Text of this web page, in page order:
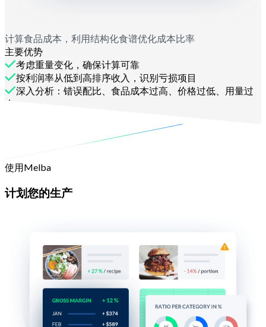
计算食品成本，利用结构化食谱优化成本比率
主要优势
考虑重量变化，确保计算可靠
按利润率从低到高排序收入，识别亏损项目
深入分析：错误配比、食品成本过高、价格过低、用量过
大
使用Melba
计划您的生产